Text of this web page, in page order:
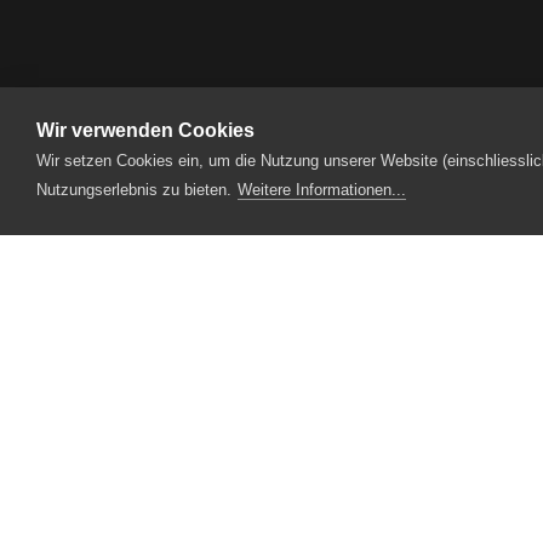
Wir verwenden Cookies
Wir setzen Cookies ein, um die Nutzung unserer Website
Nutzungserlebnis zu bieten. Weitere Informationen...
Produktionen